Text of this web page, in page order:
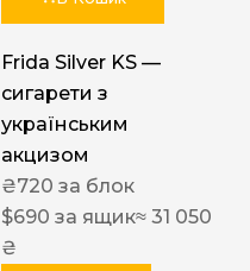
Frida Silver KS —
сигарети з
українським
акцизом
₴720 за блок
$690 за ящик≈ 31 050
₴